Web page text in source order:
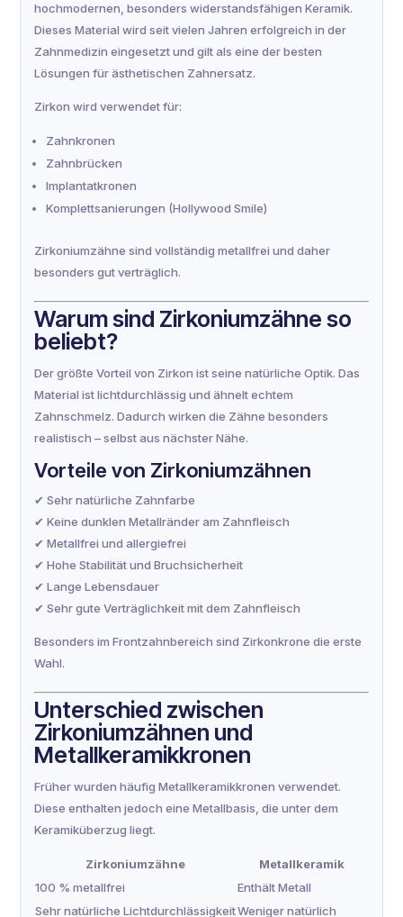
hochmodernen, besonders widerstandsfähigen Keramik.
Dieses Material wird seit vielen Jahren erfolgreich in der
Zahnmedizin eingesetzt und gilt als eine der besten
Lösungen für ästhetischen Zahnersatz.
Zirkon wird verwendet für:
Zahnkronen
Zahnbrücken
Implantatkronen
Komplettsanierungen (Hollywood Smile)
Zirkoniumzähne sind vollständig metallfrei und daher
besonders gut verträglich.
Warum sind Zirkoniumzähne so
beliebt?
Der größte Vorteil von Zirkon ist seine natürliche Optik. Das
Material ist lichtdurchlässig und ähnelt echtem
Zahnschmelz. Dadurch wirken die Zähne besonders
realistisch – selbst aus nächster Nähe.
Vorteile von Zirkoniumzähnen
✔ Sehr natürliche Zahnfarbe
✔ Keine dunklen Metallränder am Zahnfleisch
✔ Metallfrei und allergiefrei
✔ Hohe Stabilität und Bruchsicherheit
✔ Lange Lebensdauer
✔ Sehr gute Verträglichkeit mit dem Zahnfleisch
Besonders im Frontzahnbereich sind Zirkonkrone die erste
Wahl.
Unterschied zwischen
Zirkoniumzähnen und
Metallkeramikkronen
Früher wurden häufig Metallkeramikkronen verwendet.
Diese enthalten jedoch eine Metallbasis, die unter dem
Keramiküberzug liegt.
Zirkoniumzähne
Metallkeramik
100 % metallfrei
Enthält Metall
Sehr natürliche LichtdurchlässigkeitWeniger natürlich